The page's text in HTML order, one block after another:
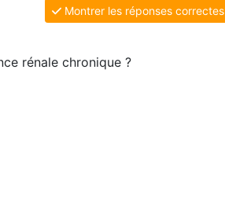
Montrer les réponses correctes
rénale chronique ?